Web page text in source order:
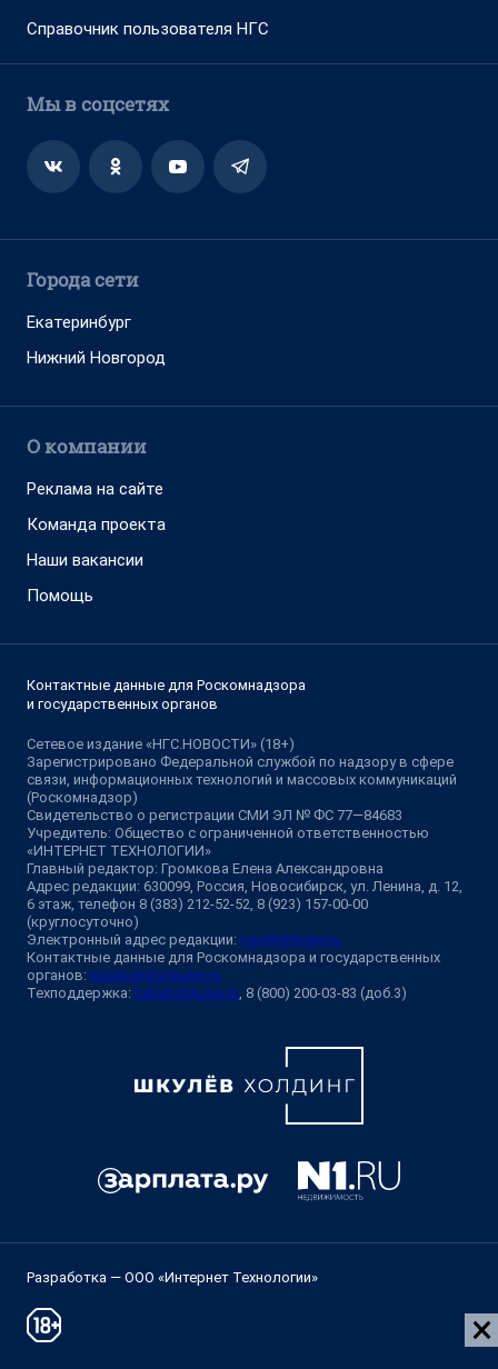
Справочник пользователя НГС
Мы в соцсетях
Города сети
Екатеринбург
Нижний Новгород
О компании
Реклама на сайте
Команда проекта
Наши вакансии
Помощь
Контактные данные для Роскомнадзора
и государственных органов
Сетевое издание «НГС.НОВОСТИ» (18+)
Зарегистрировано Федеральной службой по надзору в сфере
связи, информационных технологий и массовых коммуникаций
(Роскомнадзор)
Свидетельство о регистрации СМИ ЭЛ № ФС 77—84683
Учредитель: Общество с ограниченной ответственностью
«ИНТЕРНЕТ ТЕХНОЛОГИИ»
Главный редактор: Громкова Елена Александровна
Адрес редакции: 630099, Россия, Новосибирск, ул. Ленина, д. 12,
6 этаж, телефон 8 (383) 212-52-52, 8 (923) 157-00-00
(круглосуточно)
Электронный адрес редакции: ngs@shkulev.ru
Контактные данные для Роскомнадзора и государственных
органов: juristnsk@shkulev.ru
Техподдержка: help@shkulev.ru , 8 (800) 200-03-83 (доб.3)
Разработка — ООО «Интернет Технологии»